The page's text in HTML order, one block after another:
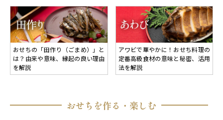
おせちの「田作り（ごまめ）」と
は？由来や意味、縁起の良い理由
を解説
アワビで華やかに！おせち料理の
定番高級食材の意味と秘密、活用
法を解説
おせちを作る・楽しむ